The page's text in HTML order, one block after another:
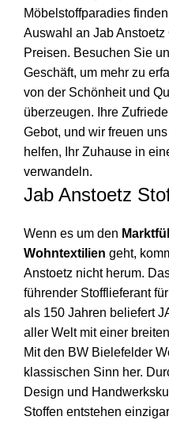
Möbelstoffparadies
Auswahl an Jab
Preisen. Besuchen Sie
Geschäft, um mehr zu
von der Schönheit und
überzeugen. Ihre
Gebot, und wir freuen
helfen, Ihr Zuhause in
verwandeln.
Jab Anstoetz
Wenn es um den
Wohntextilien geht,
Anstoetz nicht herum.
führender Stofflieferant
als 150 Jahren beliefert
aller Welt mit einer
Mit den BW Bielefelder
klassischen Sinn her.
Design und
Stoffen entstehen